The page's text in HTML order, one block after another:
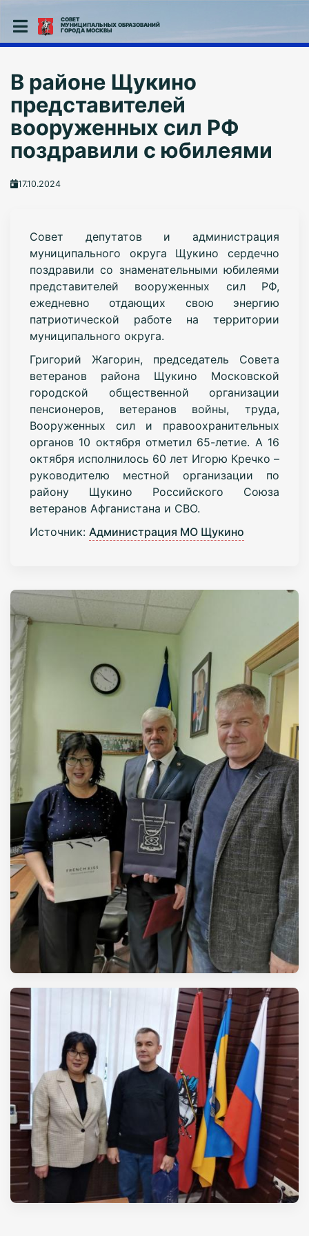
СОВЕТ
МУНИЦИПАЛЬНЫХ ОБРАЗОВАНИЙ
ГОРОДА МОСКВЫ
В районе Щукино
представителей
вооруженных сил РФ
поздравили с юбилеями
17.10.2024
Совет депутатов и администрация
муниципального округа Щукино сердечно
поздравили со знаменательными юбилеями
представителей вооруженных сил РФ,
ежедневно отдающих свою энергию
патриотической работе на территории
муниципального округа.
Григорий Жагорин, председатель Совета
ветеранов района Щукино Московской
городской общественной организации
пенсионеров, ветеранов войны, труда,
Вооруженных сил и правоохранительных
органов 10 октября отметил 65-летие. А 16
октября исполнилось 60 лет Игорю Кречко –
руководителю местной организации по
району Щукино Российского Союза
ветеранов Афганистана и СВО.
Источник: Администрация МО Щукино